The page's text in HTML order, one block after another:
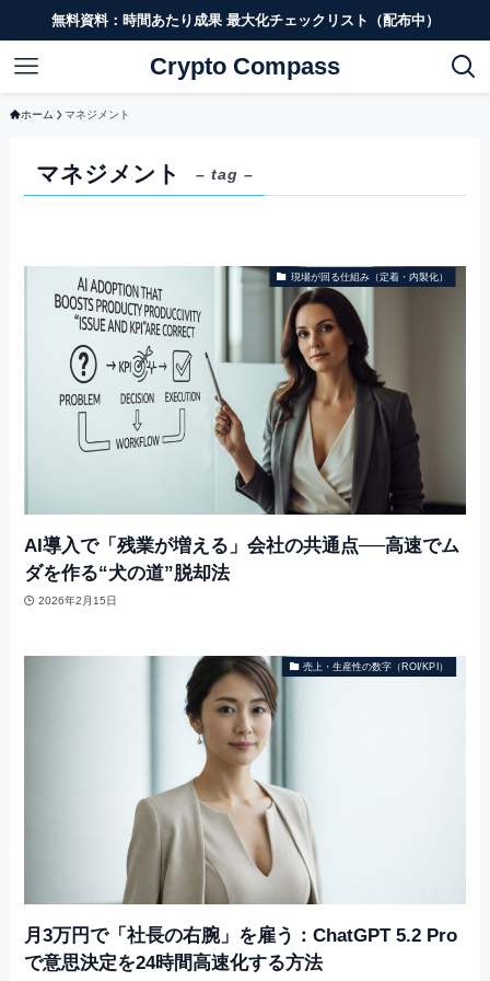
無料資料：時間あたり成果 最大化チェックリスト（配布中）
Crypto Compass
ホーム マネジメント
マネジメント – tag –
現場が回る仕組み（定着・内製化）
AI導入で「残業が増える」会社の共通点──高速でム
ダを作る“犬の道”脱却法
2026年2月15日
売上・生産性の数字（ROI/KPI）
月3万円で「社長の右腕」を雇う：ChatGPT 5.2 Pro
で意思決定を24時間高速化する方法